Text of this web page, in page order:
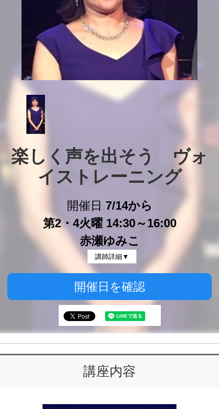
楽しく声を出そう　ヴォ
イストレーニング
開催日 7/14から
第2・4火曜 14:30～16:00
赤瀬ゆみこ
講師詳細▼
開催日を確認
講座内容